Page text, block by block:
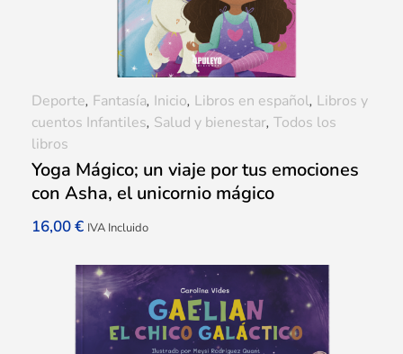
Yoga Mágico; un viaje por tus emociones
con Asha, el unicornio mágico
16,00€ IVA Incluido
Deporte, Fantasía, Inicio, Libros en español, Libros y
cuentos Infantiles, Salud y bienestar, Todos los
libros